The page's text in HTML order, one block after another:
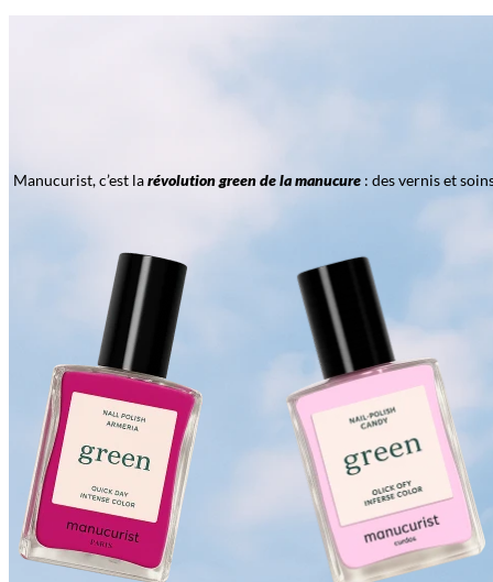
Manucurist, c’est larévolution green de la manucure: des vernis et